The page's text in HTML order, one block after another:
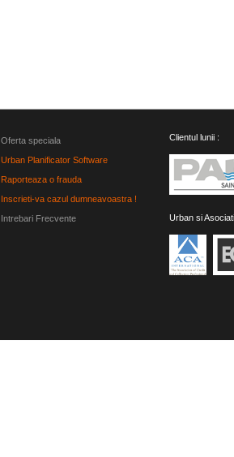
Oferta speciala
Urban Planificator Software
Raporteaza o frauda
Inscrieti-va cazul dumneavoastra !
Intrebari Frecvente
Clientul lunii :
Urban si